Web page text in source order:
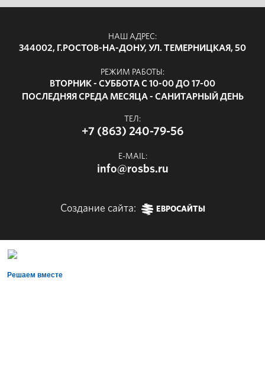
НАШ АДРЕС:
344002, Г.РОСТОВ-НА-ДОНУ, УЛ. ТЕМЕРНИЦКАЯ, 50
РЕЖИМ РАБОТЫ:
ВТОРНИК - СУББОТА С 10-00 ДО 17-00
ПОСЛЕДНЯЯ СРЕДА МЕСЯЦА - САНИТАРНЫЙ ДЕНЬ
ТЕЛ:
+7 (863) 240-79-56
E-MAIL:
info@rosbs.ru
Создание сайта: ЕВРОСАЙТЫ
Решаем вместе